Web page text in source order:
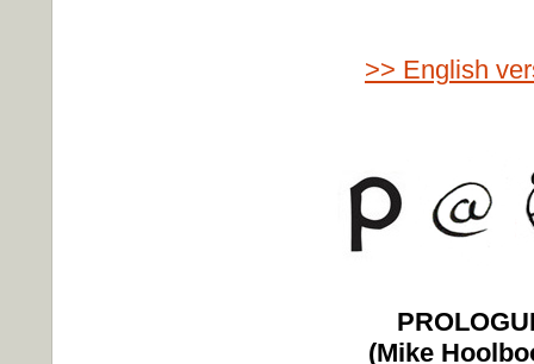
>> English
(Mike